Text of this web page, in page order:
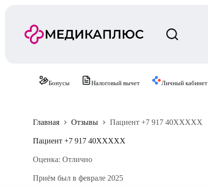
Бонусы Налоговый вычет Личный кабинет
Главная Отзывы Пациент +7 917 40XXXXX
Пациент +7 917 40XXXXX
Оценка: Отлично
Приём был в феврале 2025